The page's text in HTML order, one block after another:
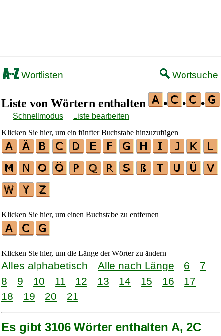
Wortlisten Wortsuche
Liste von Wörtern enthalten • • •
Schnellmodus
Liste bearbeiten
Klicken Sie hier, um ein fünfter Buchstabe hinzuzufügen
Klicken Sie hier, um einen Buchstabe zu entfernen
Klicken Sie hier, um die Länge der Wörter zu ändern
Alles alphabetisch Alle nach Länge 6
7
8
9 10 11 12 13 14 15 16
17
18
19 20 21
Es gibt 3106 Wörter enthalten A, 2C